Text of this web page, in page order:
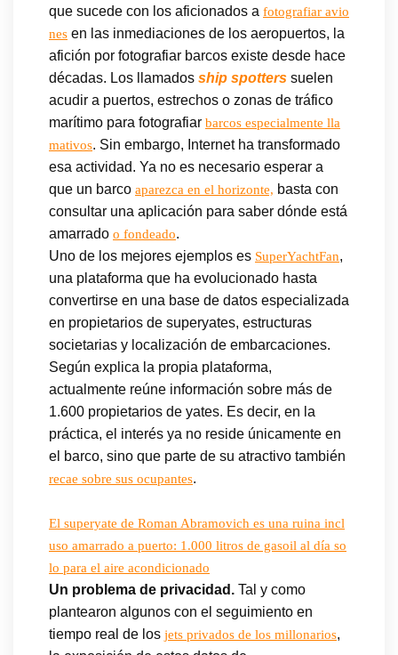
que sucede con los aficionados a fotografiar avio
nes en las inmediaciones de los aeropuertos, la
afición por fotografiar barcos existe desde hace
décadas. Los llamados ship spotters suelen
acudir a puertos, estrechos o zonas de tráfico
marítimo para fotografiar barcos especialmente lla
mativos. Sin embargo, Internet ha transformado
esa actividad. Ya no es necesario esperar a
que un barco aparezca en el horizonte, basta con
consultar una aplicación para saber dónde está
amarrado o fondeado.
Uno de los mejores ejemplos es SuperYachtFan,
una plataforma que ha evolucionado hasta
convertirse en una base de datos especializada
en propietarios de superyates, estructuras
societarias y localización de embarcaciones.
Según explica la propia plataforma,
actualmente reúne información sobre más de
1.600 propietarios de yates. Es decir, en la
práctica, el interés ya no reside únicamente en
el barco, sino que parte de su atractivo también
recae sobre sus ocupantes.
El superyate de Roman Abramovich es una ruina incl
uso amarrado a puerto: 1.000 litros de gasoil al día so
lo para el aire acondicionado
Un problema de privacidad. Tal y como
plantearon algunos con el seguimiento en
tiempo real de los jets privados de los millonarios,